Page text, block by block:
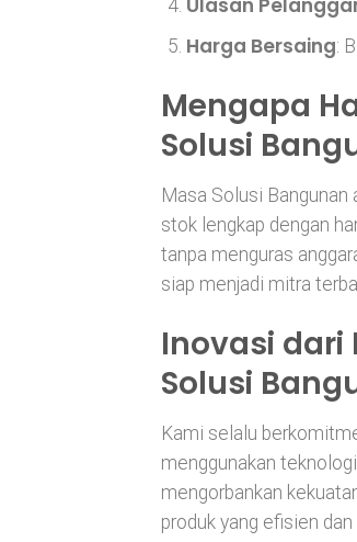
Ulasan
Harga Bersaing:
Mengapa
Solusi
Masa Solusi
stok lengkap dengan
tanpa menguras
siap menjadi mitra
Inovasi dari
Solusi
Kami selalu
menggunakan
mengorbankan
produk yang efisien dan